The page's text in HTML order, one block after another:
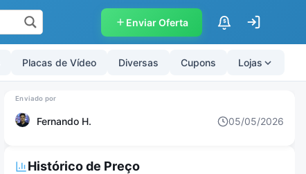
Enviar Oferta $
Placas de Vídeo Diversas Cupons Lojas
Fernando H. 05/05/2026
Histórico de Preço